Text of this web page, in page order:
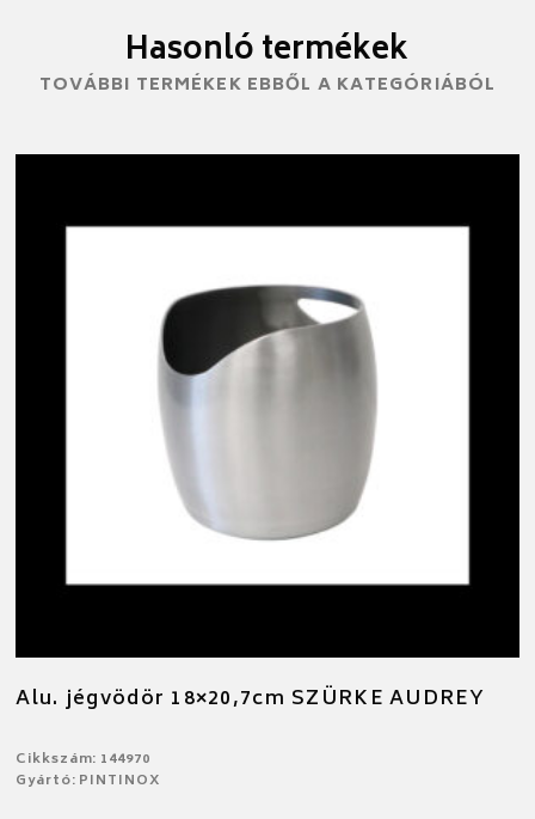
Hasonló termékek
TOVÁBBI TERMÉKEK EBBŐL A KATEGÓRIÁBÓL
Alu. jégvödör 18×20,7cm SZÜRKE AUDREY
Cikkszám: 144970
Gyártó: PINTINOX